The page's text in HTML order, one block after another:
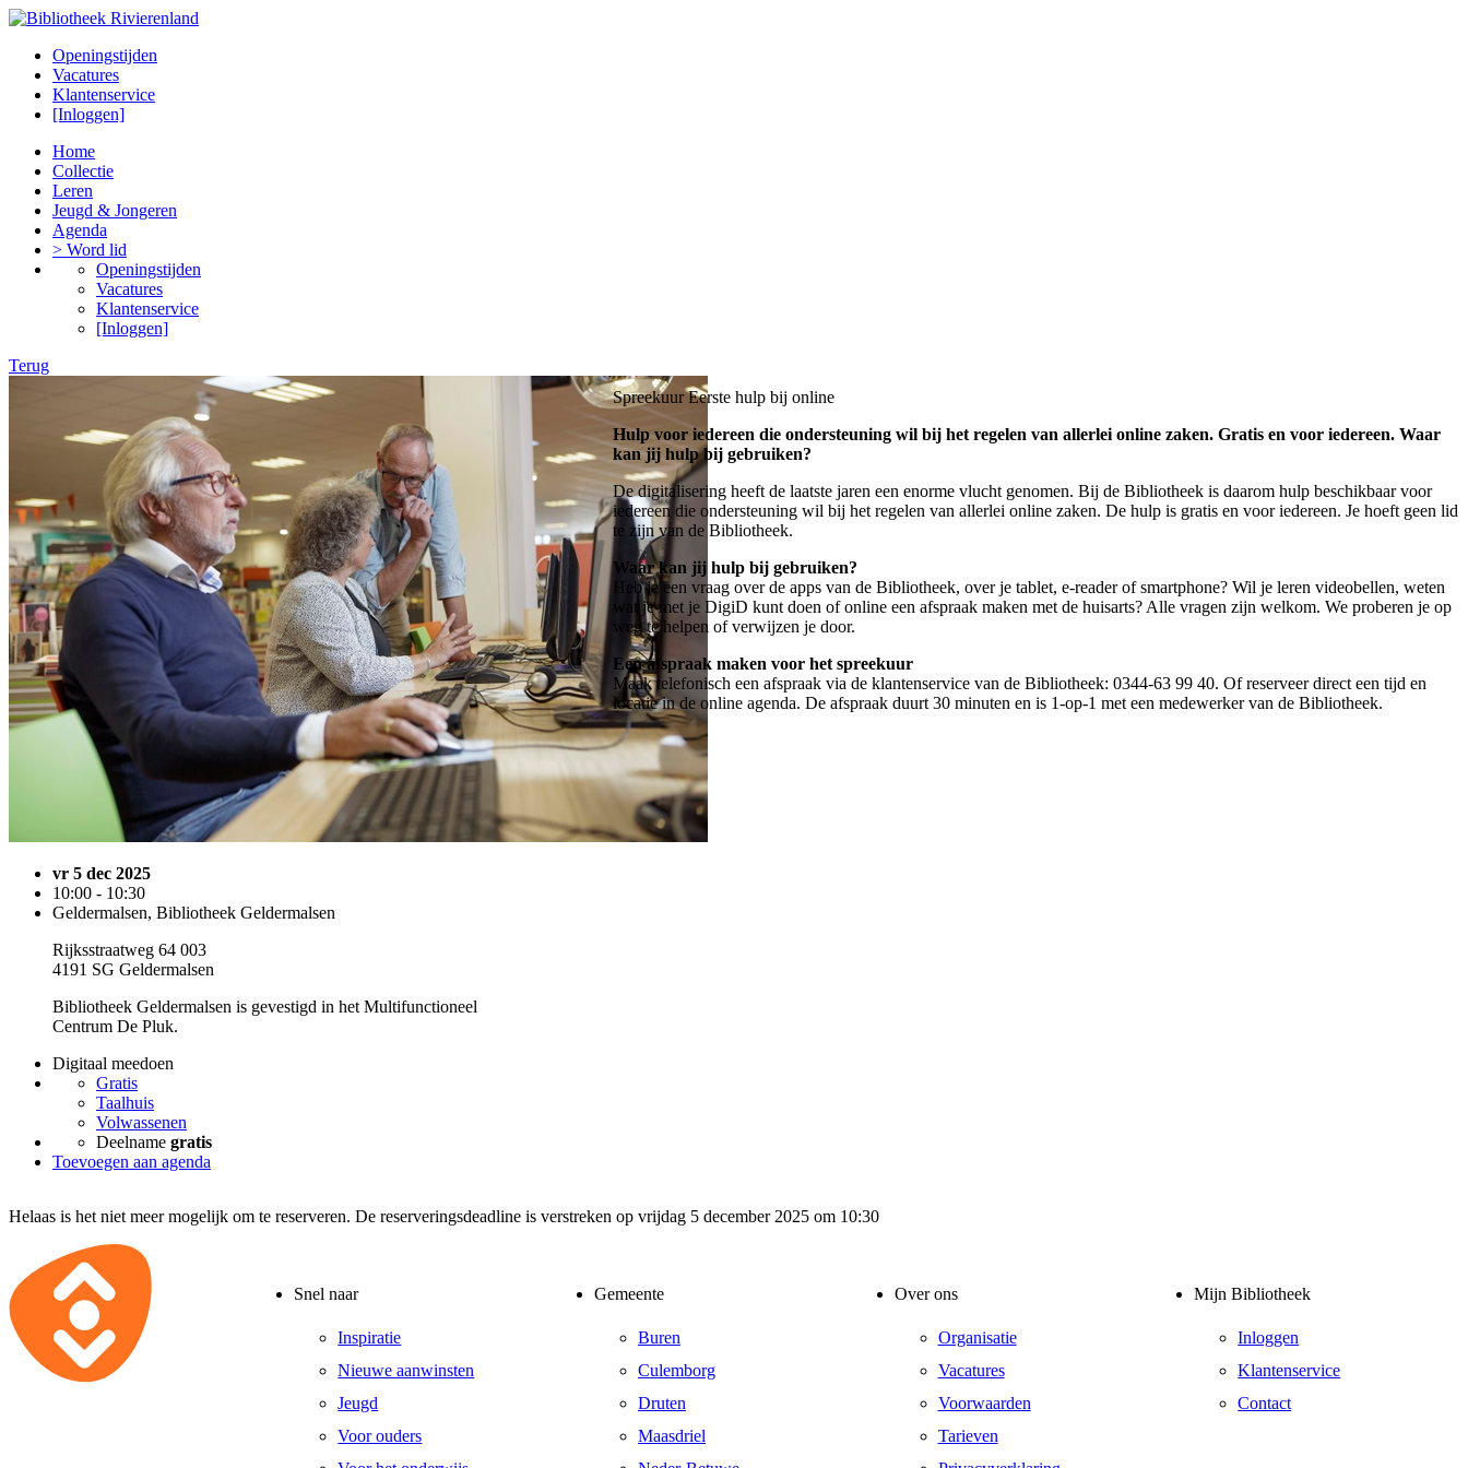
Openingstijden
Vacatures
Klantenservice
[Inloggen]
Home
Collectie
Leren
Jeugd & Jongeren
Agenda
> Word lid
Openingstijden
Vacatures
Klantenservice
[Inloggen]
Terug
vr 5 dec 2025
10:00 - 10:30
Geldermalsen, Bibliotheek Geldermalsen
Rijksstraatweg 64 003
4191 SG Geldermalsen
Bibliotheek Geldermalsen is gevestigd in het Multifunctioneel
Centrum De Pluk.
Digitaal meedoen
Gratis
Taalhuis
Volwassenen
Deelname gratis
Toevoegen aan agenda
Spreekuur Eerste hulp bij online
Hulp voor iedereen die ondersteuning wil bij het regelen van allerlei online zaken. Gratis en voor iedereen. Waar
kan jij hulp bij gebruiken?
De digitalisering heeft de laatste jaren een enorme vlucht genomen. Bij de Bibliotheek is daarom hulp beschikbaar voor
iedereen die ondersteuning wil bij het regelen van allerlei online zaken. De hulp is gratis en voor iedereen. Je hoeft geen lid
te zijn van de Bibliotheek.
Waar kan jij hulp bij gebruiken?
Heb je een vraag over de apps van de Bibliotheek, over je tablet, e-reader of smartphone? Wil je leren videobellen, weten
wat je met je DigiD kunt doen of online een afspraak maken met de huisarts? Alle vragen zijn welkom. We proberen je op
weg te helpen of verwijzen je door.
Een afspraak maken voor het spreekuur
Maak telefonisch een afspraak via de klantenservice van de Bibliotheek: 0344-63 99 40. Of reserveer direct een tijd en
locatie in de online agenda. De afspraak duurt 30 minuten en is 1-op-1 met een medewerker van de Bibliotheek.
Helaas is het niet meer mogelijk om te reserveren. De reserveringsdeadline is verstreken op vrijdag 5 december 2025 om 10:30
Snel naar
Inspiratie
Nieuwe aanwinsten
Jeugd
Voor ouders
Gemeente
Buren
Culemborg
Druten
Maasdriel
Over ons
Organisatie
Vacatures
Voorwaarden
Tarieven
Mijn Bibliotheek
Inloggen
Klantenservice
Contact